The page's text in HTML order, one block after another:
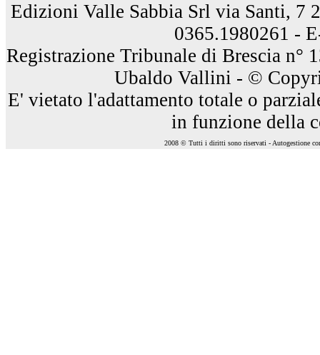
Edizioni Valle Sabbia Srl via Santi, 7
0365.1980261 -
Registrazione Tribunale di Brescia n°
Ubaldo Vallini - ©
E' vietato l'adattamento totale o
in funzione della
2008 © Tutti i diritti sono riservati - Autogestione